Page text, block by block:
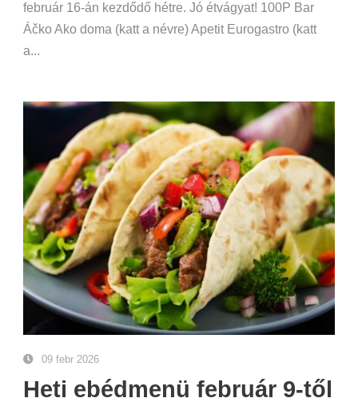
február 16-án kezdődő hétre. Jó étvágyat! 100P Bar
Áčko Ako doma (katt a névre) Apetit Eurogastro (katt
a...
09 febr 2026
Heti ebédmenü február 9-től